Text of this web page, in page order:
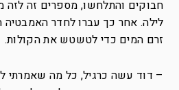
חבוקים והתלחשו, מספרים זה לזה
לילה. אחר כך עברו לחדר האמבטיה
זרם המים כדי לטשטש את הקולות.
– דוד עשה כרגיל, כל מה שאמרתי